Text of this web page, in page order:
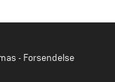
- Forsendelse